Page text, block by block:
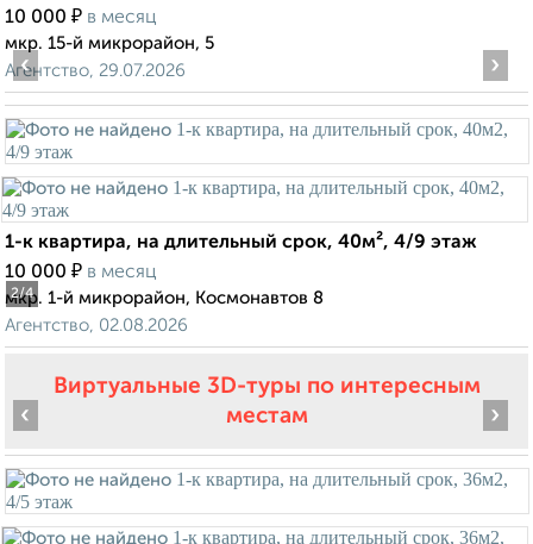
10 000 ₽ в месяц
мкр. 15-й микрорайон, 5
Агентство, 29.07.2026
2/4
‹ ›
1-к квартира, на длительный срок, 40м², 4/9 этаж
10 000 ₽ в месяц
мкр. 1-й микрорайон, Космонавтов 8
Агентство, 02.08.2026
Виртуальные 3D-туры по интересным
местам
‹ ›